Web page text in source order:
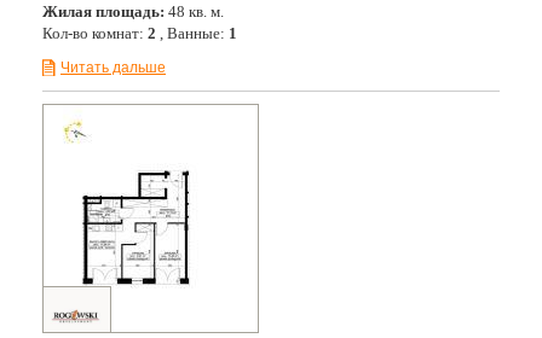
Жилая площадь: 48 кв. м.
Кол-во комнат: 2 , Ванные: 1
Читать дальше